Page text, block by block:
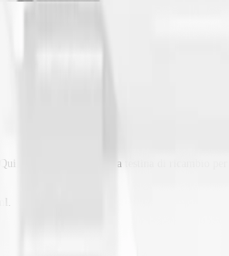
è possibile trovare una testina di ricambio